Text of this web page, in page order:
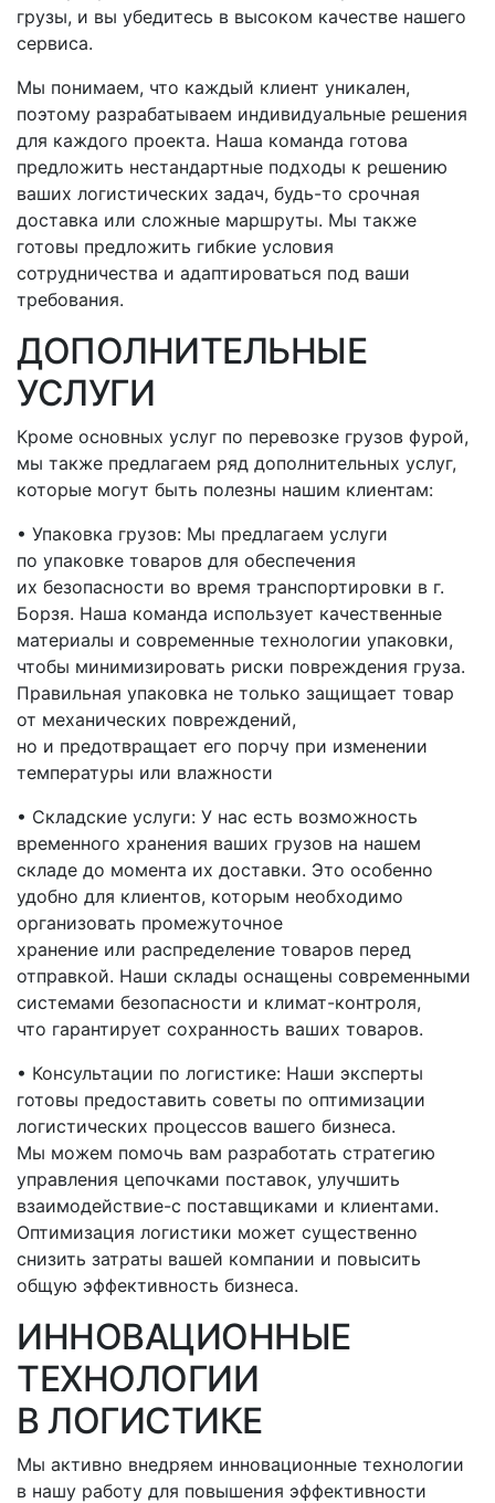
грузы, и вы убедитесь в высоком качестве нашего
сервиса.
Мы понимаем, что каждый клиент уникален,
поэтому разрабатываем индивидуальные решения
для каждого проекта. Наша команда готова
предложить нестандартные подходы к решению
ваших логистических задач, будь-то срочная
доставка или сложные маршруты. Мы также
готовы предложить гибкие условия
сотрудничества и адаптироваться под ваши
требования.
ДОПОЛНИТЕЛЬНЫЕ
УСЛУГИ
Кроме основных услуг по перевозке грузов фурой,
мы также предлагаем ряд дополнительных услуг,
которые могут быть полезны нашим клиентам:
• Упаковка грузов: Мы предлагаем услуги
по упаковке товаров для обеспечения
их безопасности во время транспортировки в г.
Борзя. Наша команда использует качественные
материалы и современные технологии упаковки,
чтобы минимизировать риски повреждения груза.
Правильная упаковка не только защищает товар
от механических повреждений,
но и предотвращает его порчу при изменении
температуры или влажности
• Складские услуги: У нас есть возможность
временного хранения ваших грузов на нашем
складе до момента их доставки. Это особенно
удобно для клиентов, которым необходимо
организовать промежуточное
хранение или распределение товаров перед
отправкой. Наши склады оснащены современными
системами безопасности и климат-контроля,
что гарантирует сохранность ваших товаров.
• Консультации по логистике: Наши эксперты
готовы предоставить советы по оптимизации
логистических процессов вашего бизнеса.
Мы можем помочь вам разработать стратегию
управления цепочками поставок, улучшить
взаимодействие-с поставщиками и клиентами.
Оптимизация логистики может существенно
снизить затраты вашей компании и повысить
общую эффективность бизнеса.
ИННОВАЦИОННЫЕ
ТЕХНОЛОГИИ
В ЛОГИСТИКЕ
Мы активно внедряем инновационные технологии
в нашу работу для повышения эффективности